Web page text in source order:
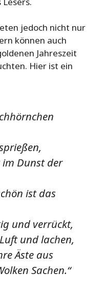
jedoch nicht nur
können auch
Jahreszeit
Hier ist ein
Dunst der
ist das
und verrückt,
und lachen,
Äste aus
Sachen.“